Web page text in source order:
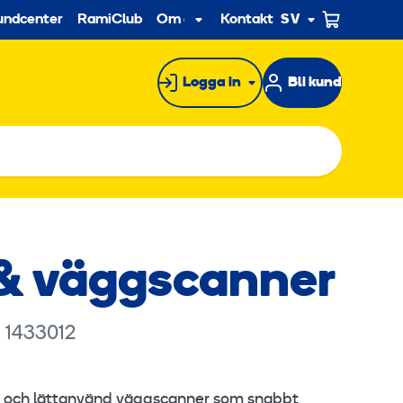
RamiClub Om ossUndermeny
Kontakt SV
Logga in Bli kund
väggscanner